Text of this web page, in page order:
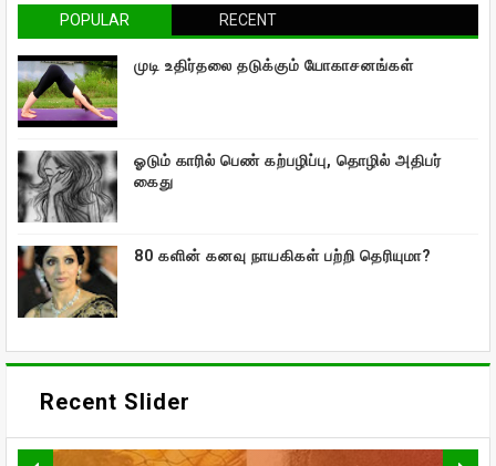
POPULAR RECENT
முடி உதிர்தலை தடுக்கும் யோகாசனங்கள்
ஓடும் காரில் பெண் கற்பழிப்பு, தொழில் அதிபர்
கைது
80 களின் கனவு நாயகிகள் பற்றி தெரியுமா?
Recent Slider